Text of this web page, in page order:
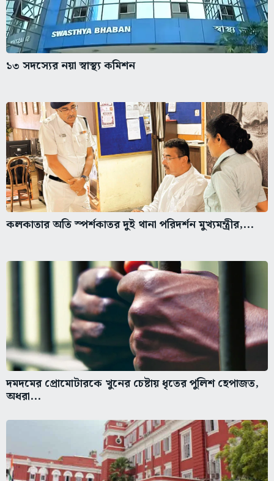
১৩ সদস্যের নয়া স্বাস্থ্য কমিশন
কলকাতার অতি স্পর্শকাতর দুই থানা পরিদর্শন মুখ্যমন্ত্রীর,...
দমদমের প্রোমোটারকে খুনের চেষ্টায় ধৃতের পুলিশ হেপাজত,
অধরা...